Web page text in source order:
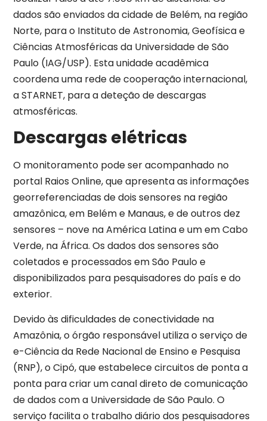
dados são enviados da cidade de Belém, na região
Norte, para o Instituto de Astronomia, Geofísica e
Ciências Atmosféricas da Universidade de São
Paulo (IAG/USP). Esta unidade acadêmica
coordena uma rede de cooperação internacional,
a STARNET, para a deteção de descargas
atmosféricas.
Descargas elétricas
O monitoramento pode ser acompanhado no
portal Raios Online, que apresenta as informações
georreferenciadas de dois sensores na região
amazônica, em Belém e Manaus, e de outros dez
sensores – nove na América Latina e um em Cabo
Verde, na África. Os dados dos sensores são
coletados e processados em São Paulo e
disponibilizados para pesquisadores do país e do
exterior.
Devido às dificuldades de conectividade na
Amazônia, o órgão responsável utiliza o serviço de
e-Ciência da Rede Nacional de Ensino e Pesquisa
(RNP), o Cipó, que estabelece circuitos de ponta a
ponta para criar um canal direto de comunicação
de dados com a Universidade de São Paulo. O
serviço facilita o trabalho diário dos pesquisadores